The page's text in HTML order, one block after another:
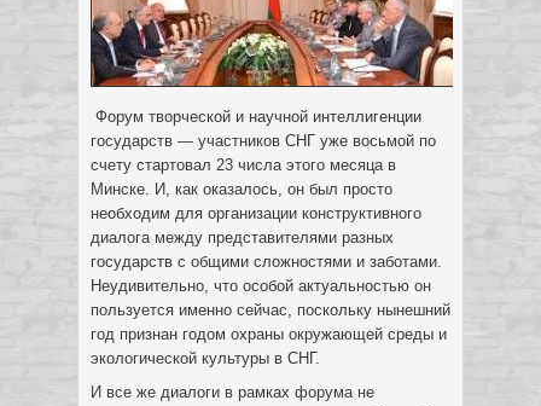
Форум творческой и научной интеллигенции
государств — участников СНГ уже восьмой по
счету стартовал 23 числа этого месяца в
Минске. И, как оказалось, он был просто
необходим для организации конструктивного
диалога между представителями разных
государств с общими сложностями и заботами.
Неудивительно, что особой актуальностью он
пользуется именно сейчас, поскольку нынешний
год признан годом охраны окружающей среды и
экологической культуры в СНГ.
И все же диалоги в рамках форума не